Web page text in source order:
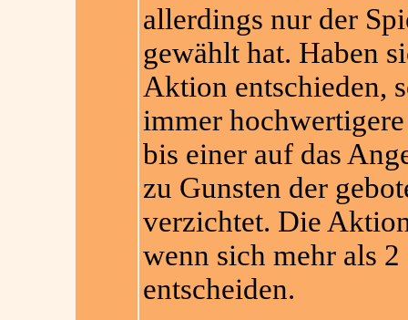
allerdings nur der
gewählt hat. Haben
Aktion entschieden,
immer
bis einer auf das
zu Gunsten der
verzichtet. Die
wenn sich mehr als
entscheiden.